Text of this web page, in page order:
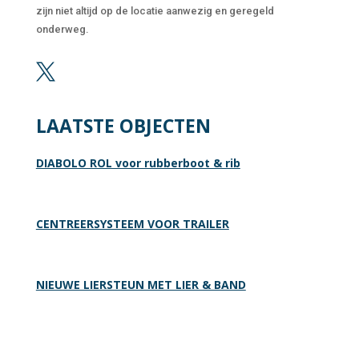
zijn niet altijd op de locatie aanwezig en geregeld
onderweg.

LAATSTE OBJECTEN
DIABOLO ROL voor rubberboot & rib
CENTREERSYSTEEM VOOR TRAILER
NIEUWE LIERSTEUN MET LIER & BAND